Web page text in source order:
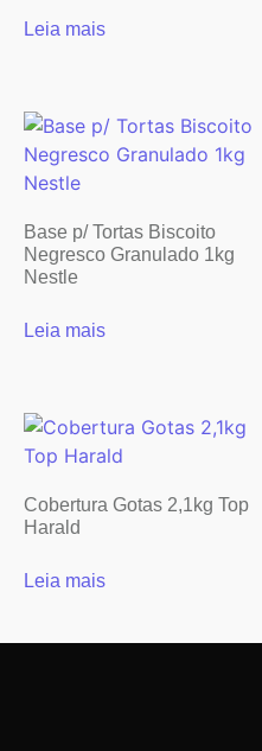
Leia mais
Base p/ Tortas Biscoito
Negresco Granulado 1kg
Nestle
Leia mais
Cobertura Gotas 2,1kg Top
Harald
Leia mais